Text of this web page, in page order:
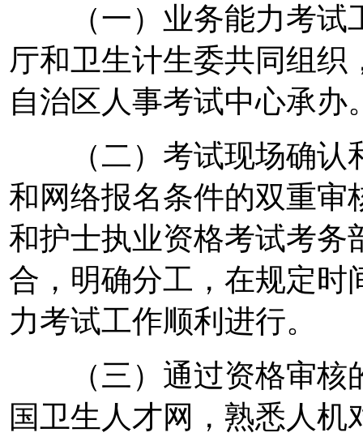
（一）业务能力考试
厅和卫生计生委共同组
自治区人事考试中心承办
（二）考试现场确认
和网络报名条件的双重审
和护士执业资格考试考务
合，明确分工，在规定时
力考试工作顺利进行。
（三）通过资格审核
国卫生人才网，熟悉人